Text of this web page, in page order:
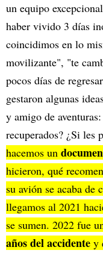
un equipo
haber vivido 3 días
coincidimos en lo
movilizante", "te
pocos días de
gestaron algunas
y amigo de
recuperados? ¿Si les
hacemos un
hicieron, qué
su avión se acaba
llegamos al 2021
se sumen. 2022 fue
años del accidente y